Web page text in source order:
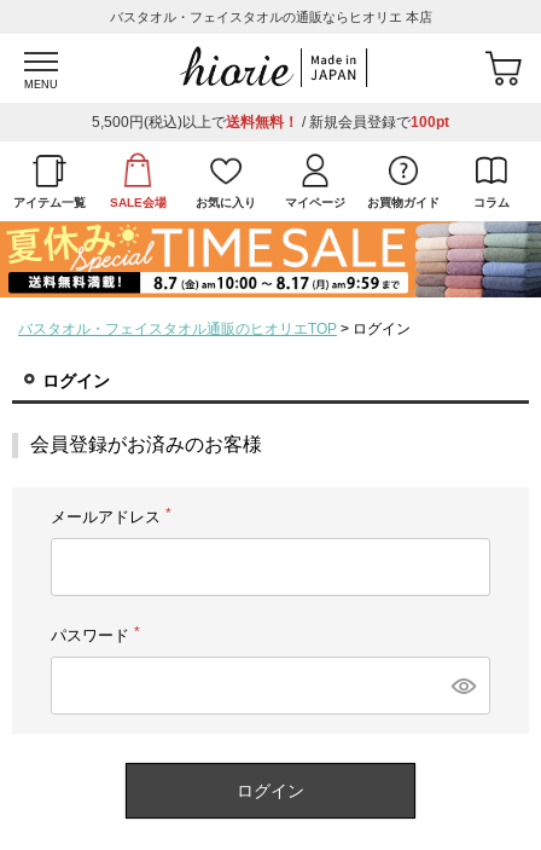
バスタオル・フェイスタオルの通販ならヒオリエ 本店
MENU
5,500円(税込)以上で送料無料！ / 新規会員登録で100pt
アイテム一覧 SALE会場 お気に入り マイページ お買物ガイド コラム
バスタオル・フェイスタオル通販のヒオリエTOP ログイン
ログイン
会員登録がお済みのお客様
メールアドレス
パスワード
ログイン